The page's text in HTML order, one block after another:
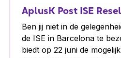
AplusK Post ISE
Ben jij niet in de
de ISE in Barcelona te
biedt op 22 juni de